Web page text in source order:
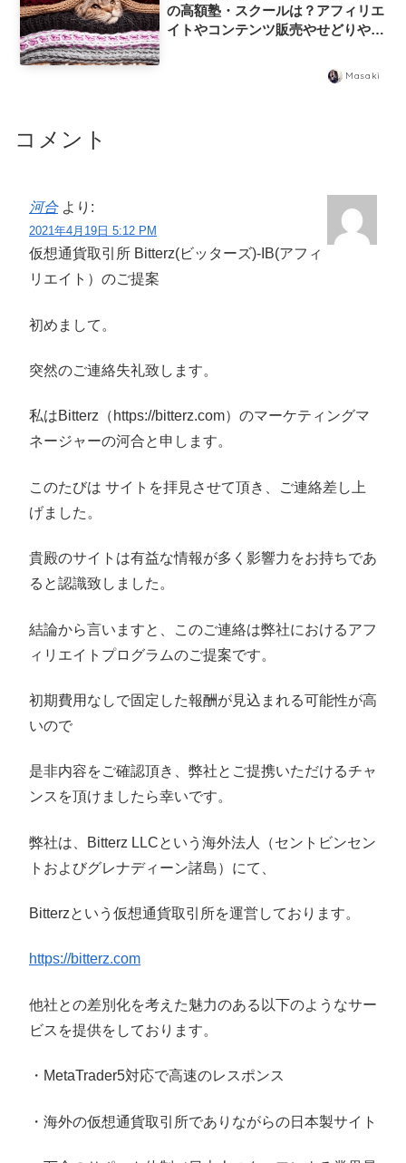
の高額塾・スクールは？アフィリエ
イトやコンテンツ販売やせどりや株
Masaki
コメント
河合 より:
2021年4月19日 5:12 PM
仮想通貨取引所 Bitterz(ビッターズ)-IB(アフィ
リエイト）のご提案
初めまして。
突然のご連絡失礼致します。
私はBitterz（https://bitterz.com）のマーケティングマ
ネージャーの河合と申します。
このたびは サイトを拝見させて頂き、ご連絡差し上
げました。
貴殿のサイトは有益な情報が多く影響力をお持ちであ
ると認識致しました。
結論から言いますと、このご連絡は弊社におけるアフ
ィリエイトプログラムのご提案です。
初期費用なしで固定した報酬が見込まれる可能性が高
いので
是非内容をご確認頂き、弊社とご提携いただけるチャ
ンスを頂けましたら幸いです。
弊社は、Bitterz LLCという海外法人（セントビンセン
トおよびグレナディーン諸島）にて、
Bitterzという仮想通貨取引所を運営しております。
https://bitterz.com
他社との差別化を考えた魅力のある以下のようなサー
ビスを提供をしております。
・MetaTrader5対応で高速のレスポンス
・海外の仮想通貨取引所でありながらの日本製サイト